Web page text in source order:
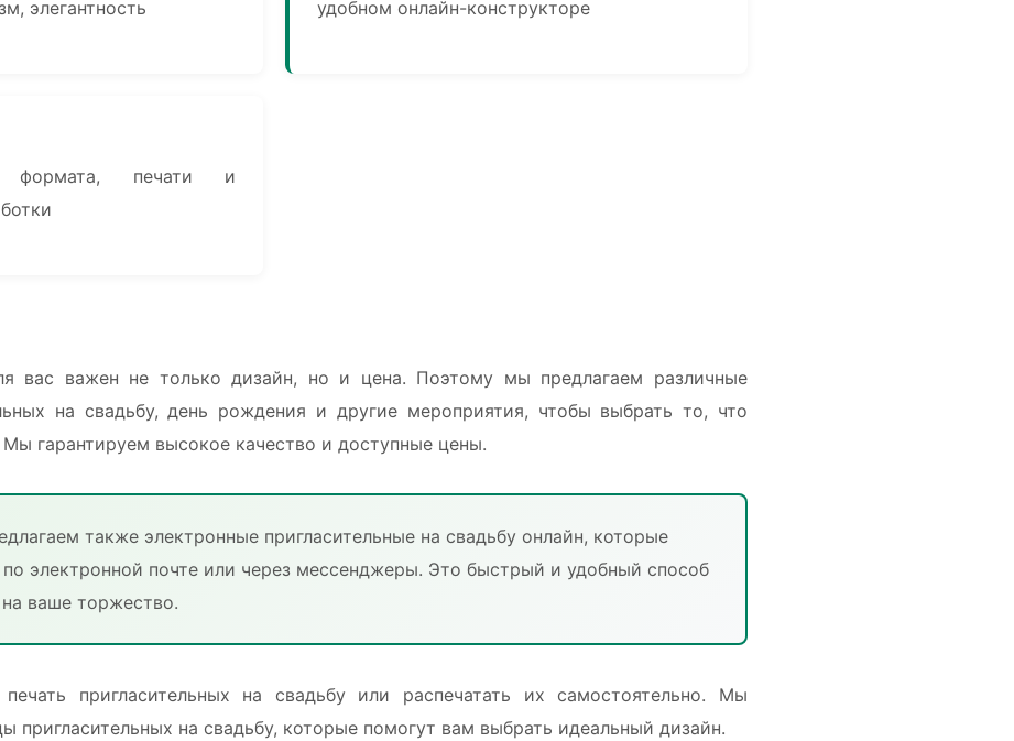
элегантность
удобном онлайн-конструкторе
формата, печати и
вас важен не только дизайн, но и цена. Поэтому мы предлагаем различные
на свадьбу, день рождения и другие мероприятия, чтобы выбрать то, что
гарантируем высокое качество и доступные цены.
также электронные пригласительные на свадьбу онлайн, которые
электронной почте или через мессенджеры. Это быстрый и удобный способ
на ваше торжество.
пригласительных на свадьбу или распечатать их самостоятельно. Мы
пригласительных на свадьбу, которые помогут вам выбрать идеальный дизайн.